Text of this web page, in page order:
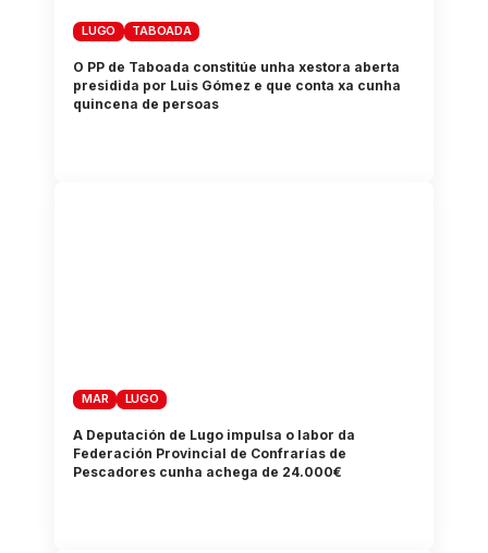
LUGO TABOADA
O PP de Taboada constitúe unha xestora aberta
presidida por Luis Gómez e que conta xa cunha
quincena de persoas
MAR LUGO
A Deputación de Lugo impulsa o labor da
Federación Provincial de Confrarías de
Pescadores cunha achega de 24.000€